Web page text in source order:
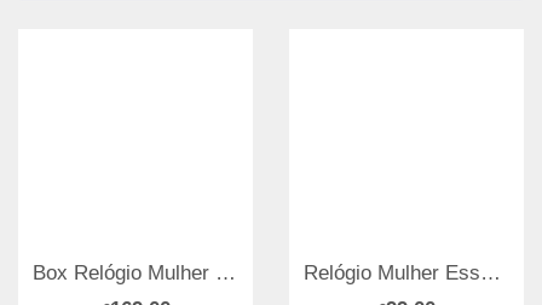
Box Relógio Mulher Vilamoura Shine ELETTA Relógio Mulher Essence Rose